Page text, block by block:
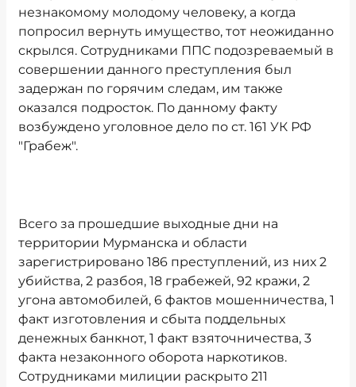
незнакомому молодому человеку, а когда
попросил вернуть имущество, тот неожиданно
скрылся. Сотрудниками ППС подозреваемый в
совершении данного преступления был
задержан по горячим следам, им также
оказался подросток. По данному факту
возбуждено уголовное дело по ст. 161 УК РФ
"Грабеж".
Всего за прошедшие выходные дни на
территории Мурманска и области
зарегистрировано 186 преступлений, из них 2
убийства, 2 разбоя, 18 грабежей, 92 кражи, 2
угона автомобилей, 6 фактов мошенничества, 1
факт изготовления и сбыта поддельных
денежных банкнот, 1 факт взяточничества, 3
факта незаконного оборота наркотиков.
Сотрудниками милиции раскрыто 211